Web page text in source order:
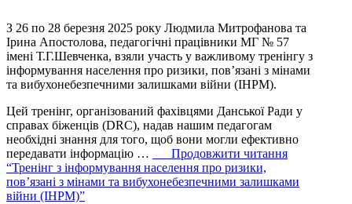
З 26 по 28 березня 2025 року Людмила Митрофанова та
Ірина Апостолова, педагогічні працівники МГ № 57
імені Т.Г.Шевченка, взяли участь у важливому тренінгу з
інформування населення про ризики, пов’язані з мінами
та вибухонебезпечними залишками війни (ІНРМ).
Цей тренінг, організований фахівцями Данської Ради у
справах біженців (DRC), надав нашим педагогам
необхідні знання для того, щоб вони могли ефективно
передавати інформацію …
Продовжити читання
“Тренінг з інформування населення про ризики,
пов’язані з мінами та вибухонебезпечними залишками
війни (ІНРМ)”